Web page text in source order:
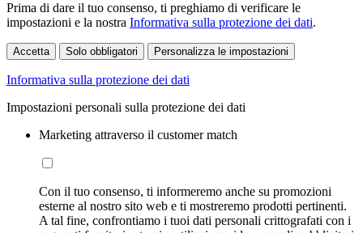
Prima di dare il tuo consenso, ti preghiamo di verificare le
impostazioni e la nostra Informativa sulla protezione dei dati.
Accetta Solo obbligatori Personalizza le impostazioni
Informativa sulla protezione dei dati
Impostazioni personali sulla protezione dei dati
Marketing attraverso il customer match
Con il tuo consenso, ti informeremo anche su promozioni
esterne al nostro sito web e ti mostreremo prodotti pertinenti.
A tal fine, confrontiamo i tuoi dati personali crittografati con i